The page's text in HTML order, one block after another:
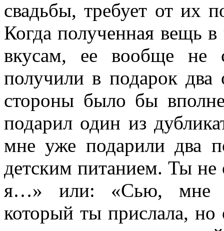
свадьбы, требует от их
Когда полученная вещь
вкусам, ее вообще не
получили в подарок два
стороны было бы
подарил один из
мне уже подарили два
детским питанием. Ты
я…» или: «Сью, мне
который ты прислала, но